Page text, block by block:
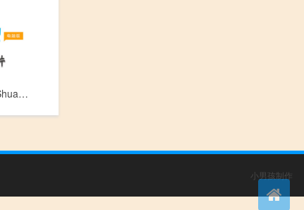
溶栓药_Rong Shuan Yao
小男孩制作